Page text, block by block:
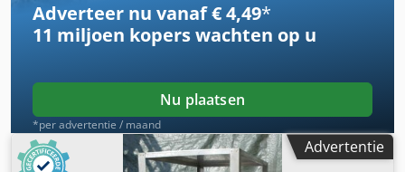
Adverteer nu vanaf € 4,49*
11 miljoen koperswachten op u
Nu plaatsen
*per advertentie / maand
Advertentie